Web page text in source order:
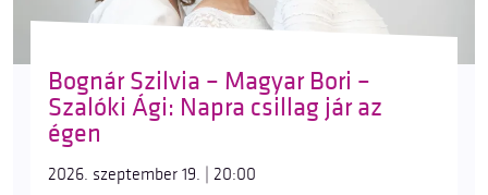
Bognár Szilvia – Magyar Bori –
Szalóki Ági: Napra csillag jár az
égen
2026. szeptember 19. | 20:00